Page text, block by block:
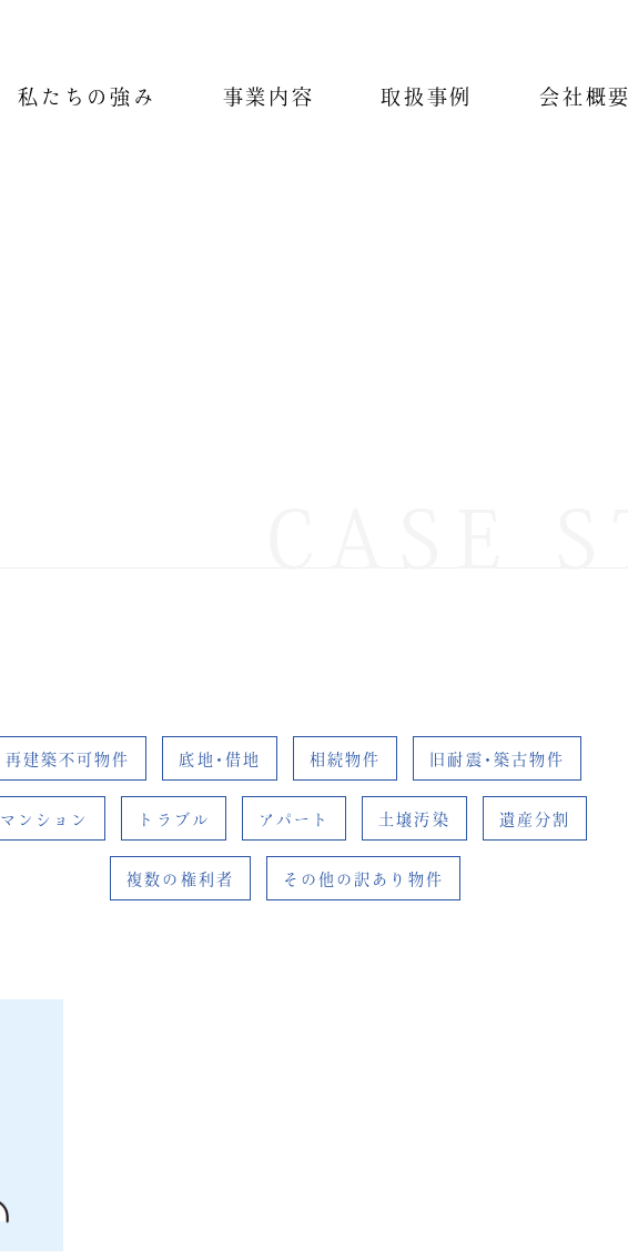
私たちの強み 事業内容 取扱事例 会社概要
再建築不可物件 底地･借地 相続物件 旧耐震･築古物件
マンション トラブル アパート 土壌汚染 遺産分割
複数の権利者 その他の訳あり物件